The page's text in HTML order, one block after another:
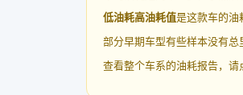
低油耗高油耗值是这款车的油
部分早期车型有些样本没有总
查看整个车系的油耗报告，请